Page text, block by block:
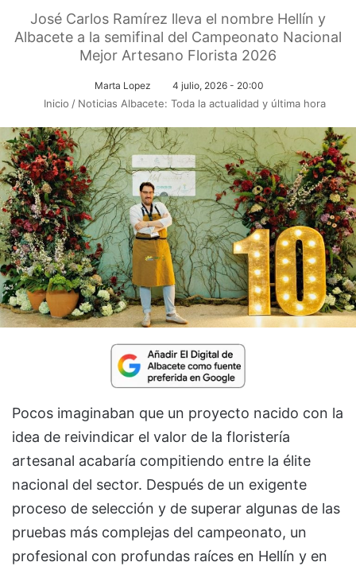
José Carlos Ramírez lleva el nombre Hellín y
Albacete a la semifinal del Campeonato Nacional
Mejor Artesano Florista 2026
Marta Lopez 4 julio, 2026 - 20:00
Inicio / Noticias Albacete: Toda la actualidad y última hora
Pocos imaginaban que un proyecto nacido con la
idea de reivindicar el valor de la floristería
artesanal acabaría compitiendo entre la élite
nacional del sector. Después de un exigente
proceso de selección y de superar algunas de las
pruebas más complejas del campeonato, un
profesional con profundas raíces en Hellín y en